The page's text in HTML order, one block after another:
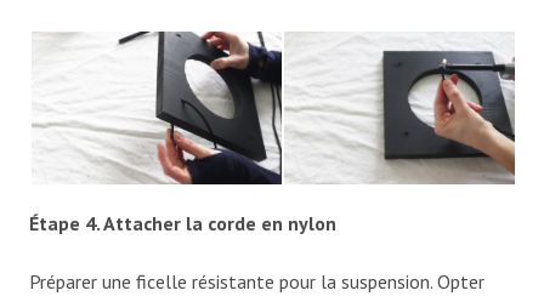
Étape 4. Attacher la corde en nylon
Préparer une ficelle résistante pour la suspension. Opter